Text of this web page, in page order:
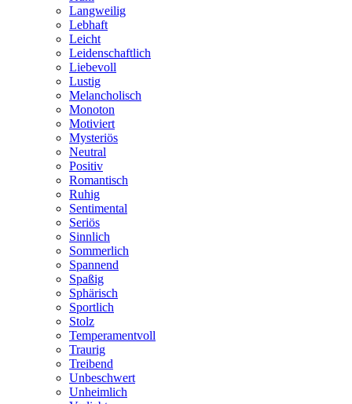
Langweilig
Lebhaft
Leicht
Leidenschaftlich
Liebevoll
Lustig
Melancholisch
Monoton
Motiviert
Mysteriös
Neutral
Positiv
Romantisch
Ruhig
Sentimental
Seriös
Sinnlich
Sommerlich
Spannend
Spaßig
Sphärisch
Sportlich
Stolz
Temperamentvoll
Traurig
Treibend
Unbeschwert
Unheimlich